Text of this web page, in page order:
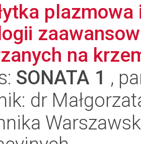
na
SONATA 1 ,
dr